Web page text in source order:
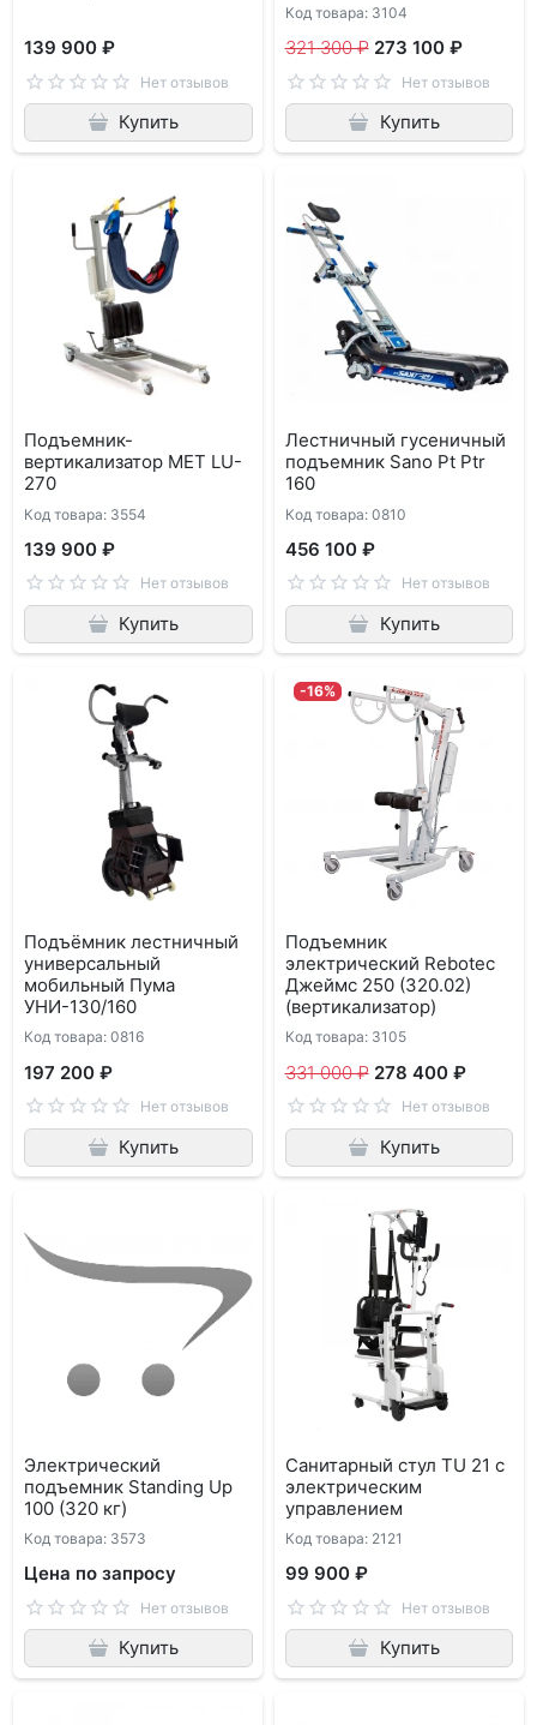
139 900 ₽
Нет отзывов
Купить
Код товара: 3104
321 300 ₽ 273 100 ₽
Нет отзывов
Купить
Подъемник-
вертикализатор MET LU-
270
Код товара: 3554
139 900 ₽
Нет отзывов
Купить
Лестничный гусеничный
подъемник Sano Pt Ptr
160
Код товара: 0810
456 100 ₽
Нет отзывов
Купить
Подъёмник лестничный
универсальный
мобильный Пума
УНИ-130/160
Код товара: 0816
197 200 ₽
Нет отзывов
Купить
-16%
Подъемник
электрический Rebotec
Джеймс 250 (320.02)
(вертикализатор)
Код товара: 3105
331 000 ₽ 278 400 ₽
Нет отзывов
Купить
Электрический
подъемник Standing Up
100 (320 кг)
Код товара: 3573
Цена по запросу
Нет отзывов
Купить
Санитарный стул TU 21 с
электрическим
управлением
Код товара: 2121
99 900 ₽
Нет отзывов
Купить